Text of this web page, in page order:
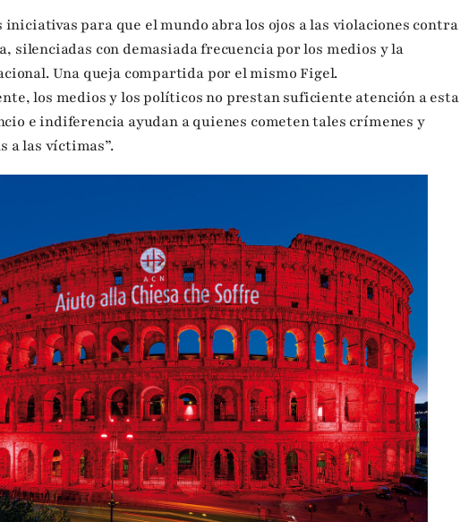
iniciativas para que el mundo abra los ojos a las violaciones contra
silenciadas con demasiada frecuencia por los medios y la
Una queja compartida por el mismo Figel.
los medios y los políticos no prestan suficiente atención a esta
e indiferencia ayudan a quienes cometen tales crímenes y
a las víctimas”.